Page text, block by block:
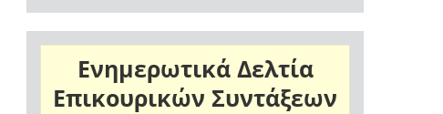
Ενημερωτικά Δελτία
Επικουρικών Συντάξεων